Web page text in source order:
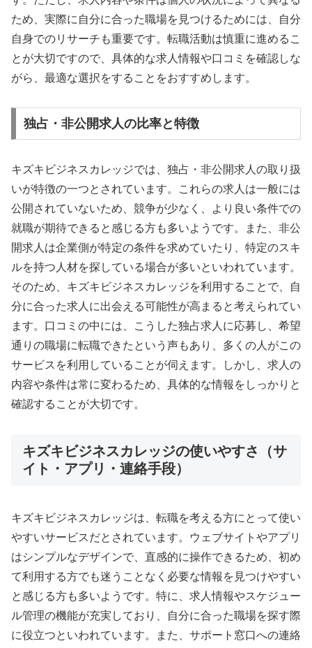
ため、実際に自分に合った職場を見つけるためには、自分
自身でのリサーチも重要です。転職活動は慎重に進めるこ
とが大切ですので、具体的な求人情報や口コミを確認しな
がら、最適な選択をすることをおすすめします。
独占・非公開求人の比率と特徴
キズキビジネスカレッジでは、独占・非公開求人の取り扱
いが特徴の一つとされています。これらの求人は一般には
公開されていないため、競争が少なく、より良い条件での
就職が期待できると感じる方も多いようです。また、非公
開求人は企業側が特定の条件を求めていたり、特定のスキ
ルを持つ人材を探している場合が多いといわれています。
そのため、キズキビジネスカレッジを利用することで、自
分に合った求人に出会える可能性が高まると考えられてい
ます。口コミの中には、こうした独占求人に応募し、希望
通りの職場に転職できたという声もあり、多くの人がこの
サービスを利用していることが伺えます。しかし、求人の
内容や条件は常に変わるため、具体的な情報をしっかりと
確認することが大切です。
キズキビジネスカレッジの使いやすさ（サ
イト・アプリ・連絡手段）
キズキビジネスカレッジは、転職を考える方にとって使い
やすいサービスだとされています。ウェブサイトやアプリ
はシンプルなデザインで、直感的に操作できるため、初め
て利用する方でも迷うことなく必要な情報を見つけやすい
と感じる方も多いようです。特に、求人情報やスケジュー
ル管理の機能が充実しており、自分に合った職場を探す際
に役立つといわれています。また、サポート窓口への連絡